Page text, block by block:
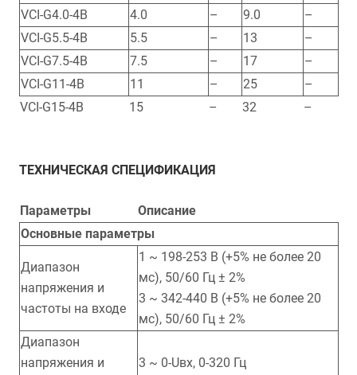
VCI-G4.0-4B
4.0 – 9.0
–
VCI-G5.5-4B
5.5 – 13
–
VCI-G7.5-4B
7.5 – 17
–
VCI-G11-4B
11 – 25
–
VCI-G15-4B
15 – 32 –
ТЕХНИЧЕСКАЯ СПЕЦИФИКАЦИЯ
Параметры
Описание
Основные параметры
Диапазон
напряжения и
частоты на входе
1 ~ 198-253 В (+5% не более 20
мс), 50/60 Гц ± 2%
3 ~ 342-440 В (+5% не более 20
мс), 50/60 Гц ± 2%
Диапазон
напряжения и
3 ~ 0-Uвх, 0-320 Гц